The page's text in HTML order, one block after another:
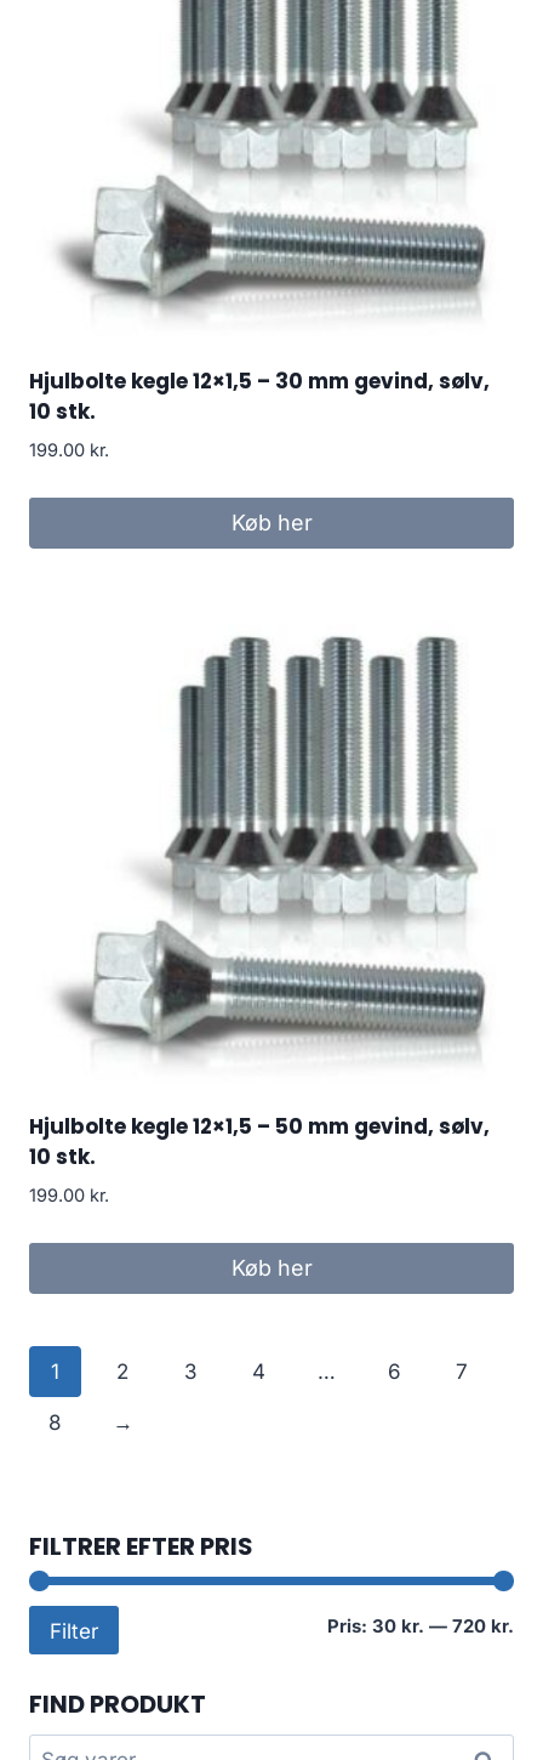
Hjulbolte kegle 12×1,5 – 30 mm gevind, sølv,
10 stk.
199.00 kr.
Køb her
Hjulbolte kegle 12×1,5 – 50 mm gevind, sølv,
10 stk.
199.00 kr.
Køb her
1 2 3 4 … 6 7
8 →
FILTRER EFTER PRIS
Filter Pris: 30 kr. — 720 kr.
FIND PRODUKT
Søg